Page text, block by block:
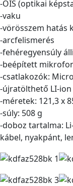
-OIS (optikai
-vaku
-vörösszem hatás
-arcfelismerés
-fehéregyensúly
-beépített
-csatlakozók:
-újratölthető LI-
-méretek: 121,3 x
-súly: 508 g
-doboz tartalma:
kábel, nyakpánt,